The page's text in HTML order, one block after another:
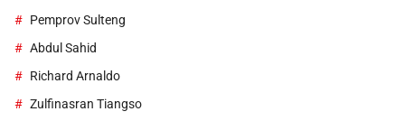
Pemprov Sulteng
Abdul Sahid
Richard Arnaldo
Zulfinasran Tiangso